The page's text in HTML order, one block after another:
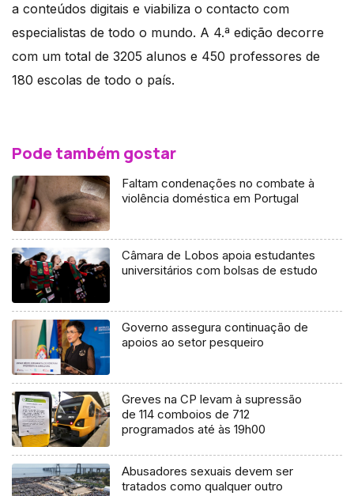
a conteúdos digitais e viabiliza o contacto com
especialistas de todo o mundo. A 4.ª edição decorre
com um total de 3205 alunos e 450 professores de
180 escolas de todo o país.
Pode também gostar
Faltam condenações no combate à
violência doméstica em Portugal
Câmara de Lobos apoia estudantes
universitários com bolsas de estudo
Governo assegura continuação de
apoios ao setor pesqueiro
Greves na CP levam à supressão
de 114 comboios de 712
programados até às 19h00
Abusadores sexuais devem ser
tratados como qualquer outro